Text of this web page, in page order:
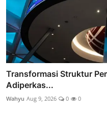
Transformasi Struktur
Adiperkas...
Wahyu Aug 9, 2026 0 0